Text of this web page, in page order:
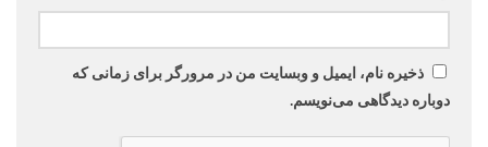
ذخیره نام، ایمیل و وبسایت من در مرورگر برای زمانی که
دوباره دیدگاهی می‌نویسم.